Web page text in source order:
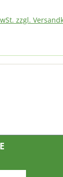
zzgl.